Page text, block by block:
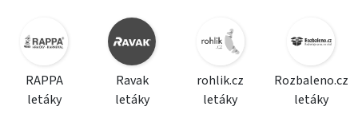
RAPPA
letáky
Ravak
letáky
rohlik.cz
letáky
Rozbaleno.cz
letáky